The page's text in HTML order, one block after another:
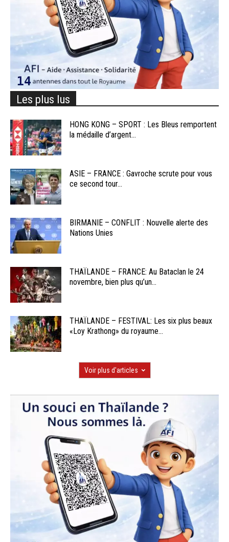
Les plus lus
HONG KONG – SPORT : Les Bleus remportent
la médaille d’argent...
ASIE – FRANCE : Gavroche scrute pour vous
ce second tour...
BIRMANIE – CONFLIT : Nouvelle alerte des
Nations Unies
THAÏLANDE – FRANCE: Au Bataclan le 24
novembre, bien plus qu’un...
THAÏLANDE – FESTIVAL: Les six plus beaux
«Loy Krathong» du royaume...
Voir plus d'articles